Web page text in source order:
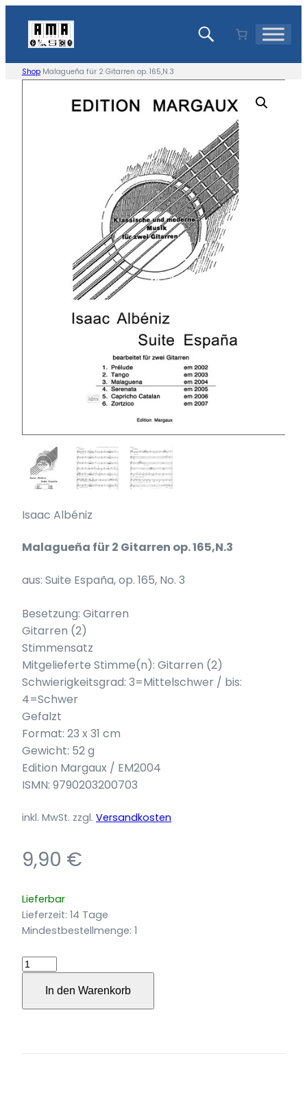
Inhalt
springen
Shop Malagueña für 2 Gitarren op. 165,N.3
Isaac Albéniz
Malagueña für 2 Gitarren op. 165,N.3
aus: Suite España, op. 165, No. 3
Besetzung: Gitarren
Gitarren (2)
Stimmensatz
Mitgelieferte Stimme(n): Gitarren (2)
Schwierigkeitsgrad: 3=Mittelschwer / bis:
4=Schwer
Gefalzt
Format: 23 x 31 cm
Gewicht: 52 g
Edition Margaux / EM2004
ISMN: 9790203200703
inkl. MwSt. zzgl. Versandkosten
9,90 €
Lieferbar
Lieferzeit: 14 Tage
Mindestbestellmenge: 1
Malagueña
für
Gitarren
In den Warenkorb